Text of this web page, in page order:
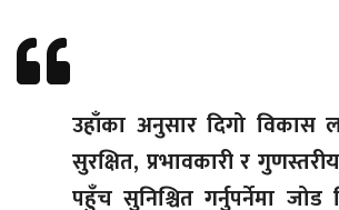
उहाँका अनुसार दिगो विकास
सुरक्षित, प्रभावकारी र
पहुँच सुनिश्चित गर्नुपर्नेमा